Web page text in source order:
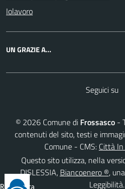
Iolavoro
UN GRAZIE A...
Seguici su
© 2026 Comune di Frossasco -
contenuti del sito, testi e
Comune - CMS: Città
Questo sito utilizza, nella
DISLESSIA, Biancoenero ®,
Leggibilità.